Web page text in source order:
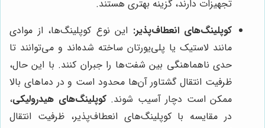
تجهیزات دارند، گزینه بهتری هستند.
کوپلینگ‌های انعطاف‌پذیر: این نوع کوپلینگ‌ها، از موادی
مانند لاستیک یا پلی‌یورتان ساخته شده‌اند و می‌توانند تا
حدی ناهماهنگی بین شفت‌ها را جبران کنند. با این حال،
ظرفیت انتقال گشتاور آن‌ها محدود است و در دماهای بالا
ممکن است دچار آسیب شوند.کوپلینگ‌های هیدرولیکی،
در مقایسه با کوپلینگ‌های انعطاف‌پذیر، ظرفیت انتقال